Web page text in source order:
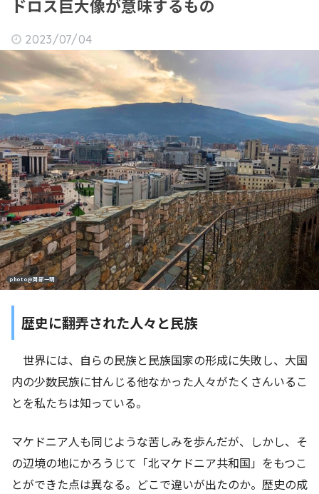
ドロス巨大像が意味するもの
2023/07/04
photo@岡部一明
歴史に翻弄された人々と民族
世界には、自らの民族と民族国家の形成に失敗し、大国
内の少数民族に甘んじる他なかった人々がたくさんいるこ
とを私たちは知っている。
マケドニア人も同じような苦しみを歩んだが、しかし、そ
の辺境の地にかろうじて「北マケドニア共和国」をもつこ
とができた点は異なる。どこで違いが出たのか。歴史の成